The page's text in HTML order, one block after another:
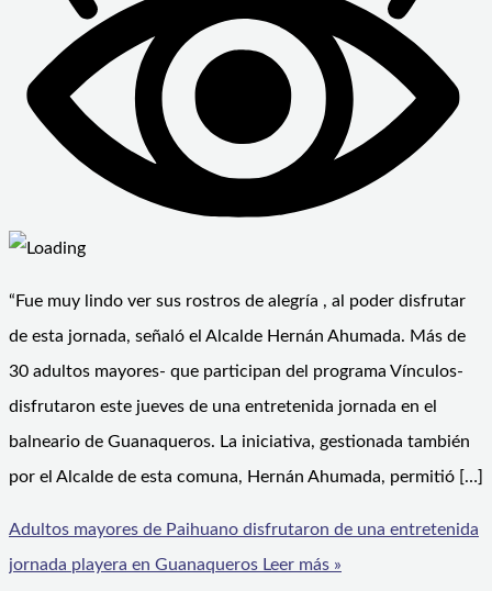
“Fue muy lindo ver sus rostros de alegría , al poder disfrutar
de esta jornada, señaló el Alcalde Hernán Ahumada. Más de
30 adultos mayores- que participan del programa Vínculos-
disfrutaron este jueves de una entretenida jornada en el
balneario de Guanaqueros. La iniciativa, gestionada también
por el Alcalde de esta comuna, Hernán Ahumada, permitió […]
Adultos mayores de Paihuano disfrutaron de una entretenida
jornada playera en Guanaqueros Leer más »